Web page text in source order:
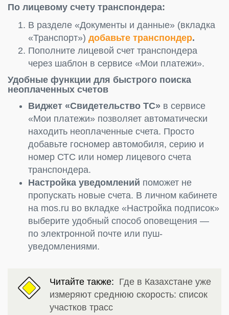
По лицевому счету транспондера:
В разделе «Документы и данные» (вкладка
«Транспорт») добавьте транспондер.
Пополните лицевой счет транспондера
через шаблон в сервисе «Мои платежи».
Удобные функции для быстрого поиска
неоплаченных счетов
Виджет «Свидетельство ТС» в сервисе
«Мои платежи» позволяет автоматически
находить неоплаченные счета. Просто
добавьте госномер автомобиля, серию и
номер СТС или номер лицевого счета
транспондера.
Настройка уведомлений поможет не
пропускать новые счета. В личном кабинете
на mos.ru во вкладке «Настройка подписок»
выберите удобный способ оповещения —
по электронной почте или пуш-
уведомлениями.
Читайте также: Где в Казахстане уже
измеряют среднюю скорость: список
участков трасс